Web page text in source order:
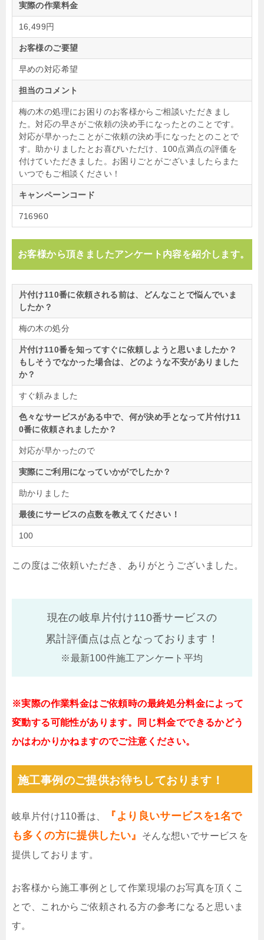
実際の作業料金
16,499円
お客様のご要望
早めの対応希望
担当のコメント
梅の木の処理にお困りのお客様からご相談いただきまし
た。対応の早さがご依頼の決め手になったとのことです。
対応が早かったことがご依頼の決め手になったとのことで
す。助かりましたとお喜びいただけ、100点満点の評価を
付けていただきました。お困りごとがございましたらまた
いつでもご相談ください！
キャンペーンコード
716960
お客様から頂きましたアンケート内容を紹介します。
片付け110番に依頼される前は、どんなことで悩んでいま
したか？
梅の木の処分
片付け110番を知ってすぐに依頼しようと思いましたか？
もしそうでなかった場合は、どのような不安がありました
か？
すぐ頼みました
色々なサービスがある中で、何が決め手となって片付け11
0番に依頼されましたか？
対応が早かったので
実際にご利用になっていかがでしたか？
助かりました
最後にサービスの点数を教えてください！
100
この度はご依頼いただき、ありがとうございました。
現在の岐阜片付け110番サービスの
累計評価点は点となっております！
※最新100件施工アンケート平均
※実際の作業料金はご依頼時の最終処分料金によって
変動する可能性があります。同じ料金でできるかどう
かはわかりかねますのでご注意ください。
施工事例のご提供お待ちしております！
岐阜片付け110番は、
『より良いサービスを1名で
も多くの方に提供したい』
そんな想いでサービスを
提供しております。
お客様から施工事例として作業現場のお写真を頂くこ
とで、これからご依頼される方の参考になると思いま
す。